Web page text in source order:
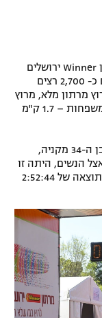
כ-30,000 רצים השתתפו היום (שישי) במרתון Winner ירושלים
ה-12, המרתון הבינלאומי הגדול בארץ, מתוכם כ- 2,700 רצים
מרתון מלא, מרוץ
חצי מרתון, מרוץ 10 ק"מ, מרוץ 5 ק"מ, מרוץ משפחות – 1.7 ק"מ
הזוכה אצל הגברים הוא נואה קיגן קיפרוטיץ' בן ה-34 מקניה,
בזמן של 2:18:13 שעות. אצל הנשים, היתה זו
בת ארצו מרגרט אנג'וגונה בת ה-54, שקבעה תוצאה של 2:52:44